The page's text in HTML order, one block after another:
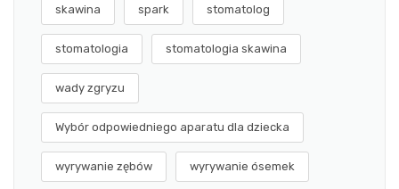
skawina spark stomatolog
stomatologia stomatologia skawina
wady zgryzu
Wybór odpowiedniego aparatu dla dziecka
wyrywanie zębów wyrywanie ósemek